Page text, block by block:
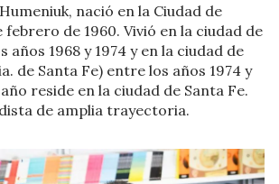
nació en la Ciudad de
febrero de 1960. Vivió en la ciudad de
años 1968 у 1974 y en la ciudad de
de Santa Fe) entre los años 1974 y
reside en la ciudad de Santa Fe.
de amplia trayectoria.